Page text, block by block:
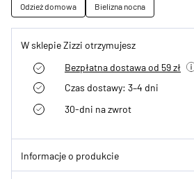
Odzież domowa Bielizna nocna
W sklepie Zizzi otrzymujesz
Bezpłatna dostawa od 59 zł
Czas dostawy: 3–4 dni
30-dni na zwrot
Informacje o produkcie